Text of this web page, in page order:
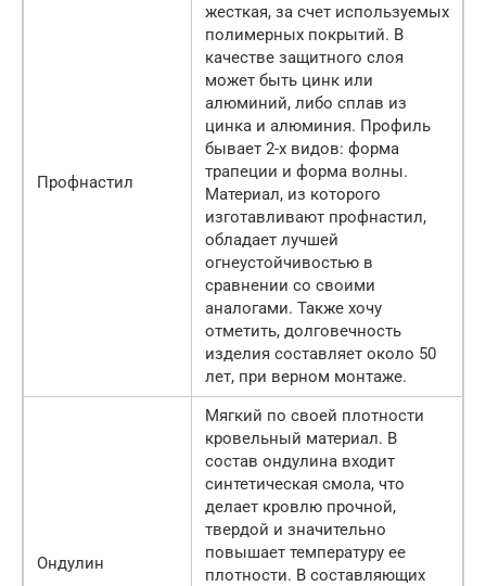
Профнастил
жесткая, за счет используемых
полимерных покрытий. В
качестве защитного слоя
может быть цинк или
алюминий, либо сплав из
цинка и алюминия. Профиль
бывает 2-х видов: форма
трапеции и форма волны.
Материал, из которого
изготавливают профнастил,
обладает лучшей
огнеустойчивостью в
сравнении со своими
аналогами. Также хочу
отметить, долговечность
изделия составляет около 50
лет, при верном монтаже.
Ондулин
Мягкий по своей плотности
кровельный материал. В
состав ондулина входит
синтетическая смола, что
делает кровлю прочной,
твердой и значительно
повышает температуру ее
плотности. В составляющих